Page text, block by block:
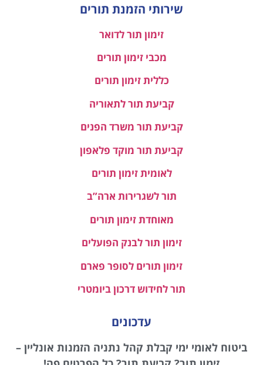
שירותי הזמנת תורים
זימון תור לדואר
מכבי זימון תורים
כללית זימון תורים
קביעת תור לתאוריה
קביעת תור משרד הפנים
קביעת תור מוקד פלאפון
לאומית זימון תורים
תור לשגרירות ארה”ב
מאוחדת זימון תורים
זימון תור לבנק הפועלים
זימון תורים לסופר פארם
תור לחידוש דרכון ביומטרי
עדכונים
ביטוח לאומי ימי קבלת קהל נתניה הזמנות אונליין –